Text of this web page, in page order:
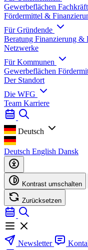
Gewerbeflächen
Fördermittel &
Für Gründende
Beratung Finanzierung &
Netzwerke
Für Kommunen
Gewerbeflächen
Der Standort
Die WFG
Team Karriere
Deutsch
Deutsch English Dansk
Kontrast umschalten
Zurücksetzen
Newsletter